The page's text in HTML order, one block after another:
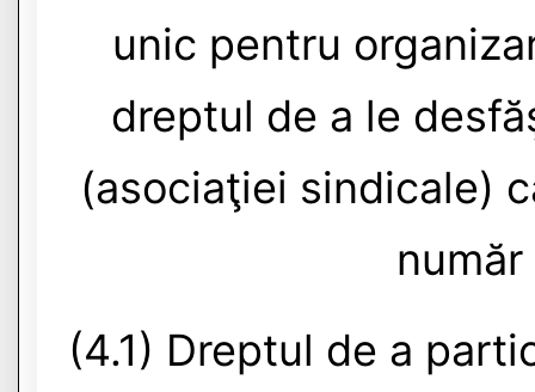
unic pentru
dreptul de a le
(asociaţiei sindicale)
(4.1) Dreptul de a